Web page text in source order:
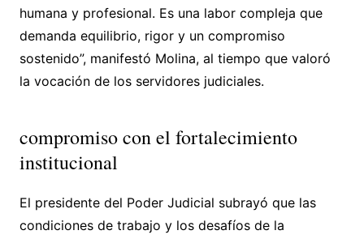
humana y profesional. Es una labor compleja que
demanda equilibrio, rigor y un compromiso
sostenido”, manifestó Molina, al tiempo que valoró
la vocación de los servidores judiciales.
compromiso con el fortalecimiento
institucional
El presidente del Poder Judicial subrayó que las
condiciones de trabajo y los desafíos de la